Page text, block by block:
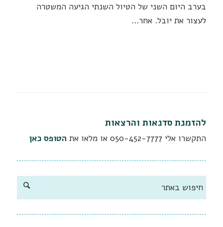
בערב היום השני של הטיול השנתי הגיעה המשטרה
לעצור את יובל. אחר…
להזמנת סדנאות והרצאות
התקשרו אלי 050-452-7777או מלאו את הטופס כאן